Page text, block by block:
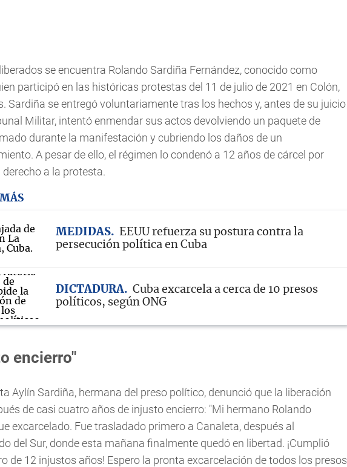
se encuentra Rolando Sardiña Fernández, conocido como
participó en las históricas protestas del 11 de julio de 2021 en Colón,
Sardiña se entregó voluntariamente tras los hechos y, antes de su juicio
Militar, intentó enmendar sus actos devolviendo un paquete de
durante la manifestación y cubriendo los daños de un
A pesar de ello, el régimen lo condenó a 12 años de cárcel por
derecho a la protesta.
MEDIDAS
EEUU refuerza su postura contra la
persecución política en Cuba
DICTADURA
Cuba excarcela a cerca de 10 presos
políticos, según ONG
encierro"
Aylín Sardiña, hermana del preso político, denunció que la liberación
de casi cuatro años de injusto encierro: "Mi hermano Rolando
excarcelado. Fue trasladado primero a Canaleta, después al
del Sur, donde esta mañana finalmente quedó en libertad. ¡Cumplió
de 12 injustos años! Espero la pronta excarcelación de todos los presos